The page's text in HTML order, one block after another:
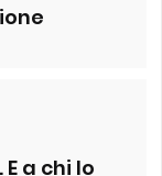
E a chi lo